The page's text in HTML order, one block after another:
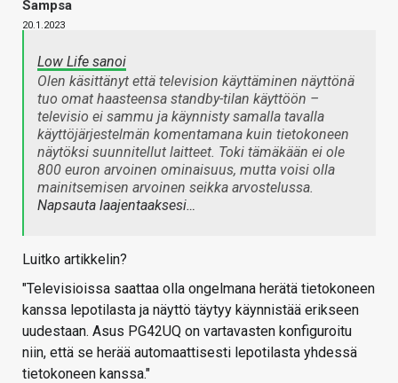
Sampsa
20.1.2023
Low Life sanoi
Olen käsittänyt että television käyttäminen näyttönä
tuo omat haasteensa standby-tilan käyttöön –
televisio ei sammu ja käynnisty samalla tavalla
käyttöjärjestelmän komentamana kuin tietokoneen
näytöksi suunnitellut laitteet. Toki tämäkään ei ole
800 euron arvoinen ominaisuus, mutta voisi olla
mainitsemisen arvoinen seikka arvostelussa.
Napsauta laajentaaksesi…
Luitko artikkelin?
"Televisioissa saattaa olla ongelmana herätä tietokoneen
kanssa lepotilasta ja näyttö täytyy käynnistää erikseen
uudestaan. Asus PG42UQ on vartavasten konfiguroitu
niin, että se herää automaattisesti lepotilasta yhdessä
tietokoneen kanssa."